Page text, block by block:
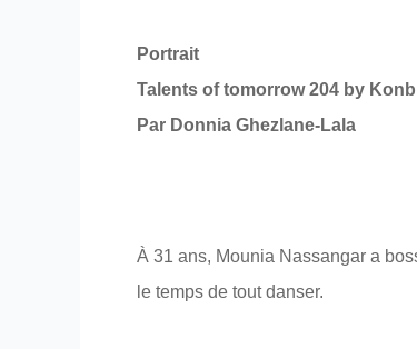
Portrait
Talents of tomorrow 204 by
Par Donnia Ghezlane-Lala
À 31 ans, Mounia Nassangar a
le temps de tout danser.